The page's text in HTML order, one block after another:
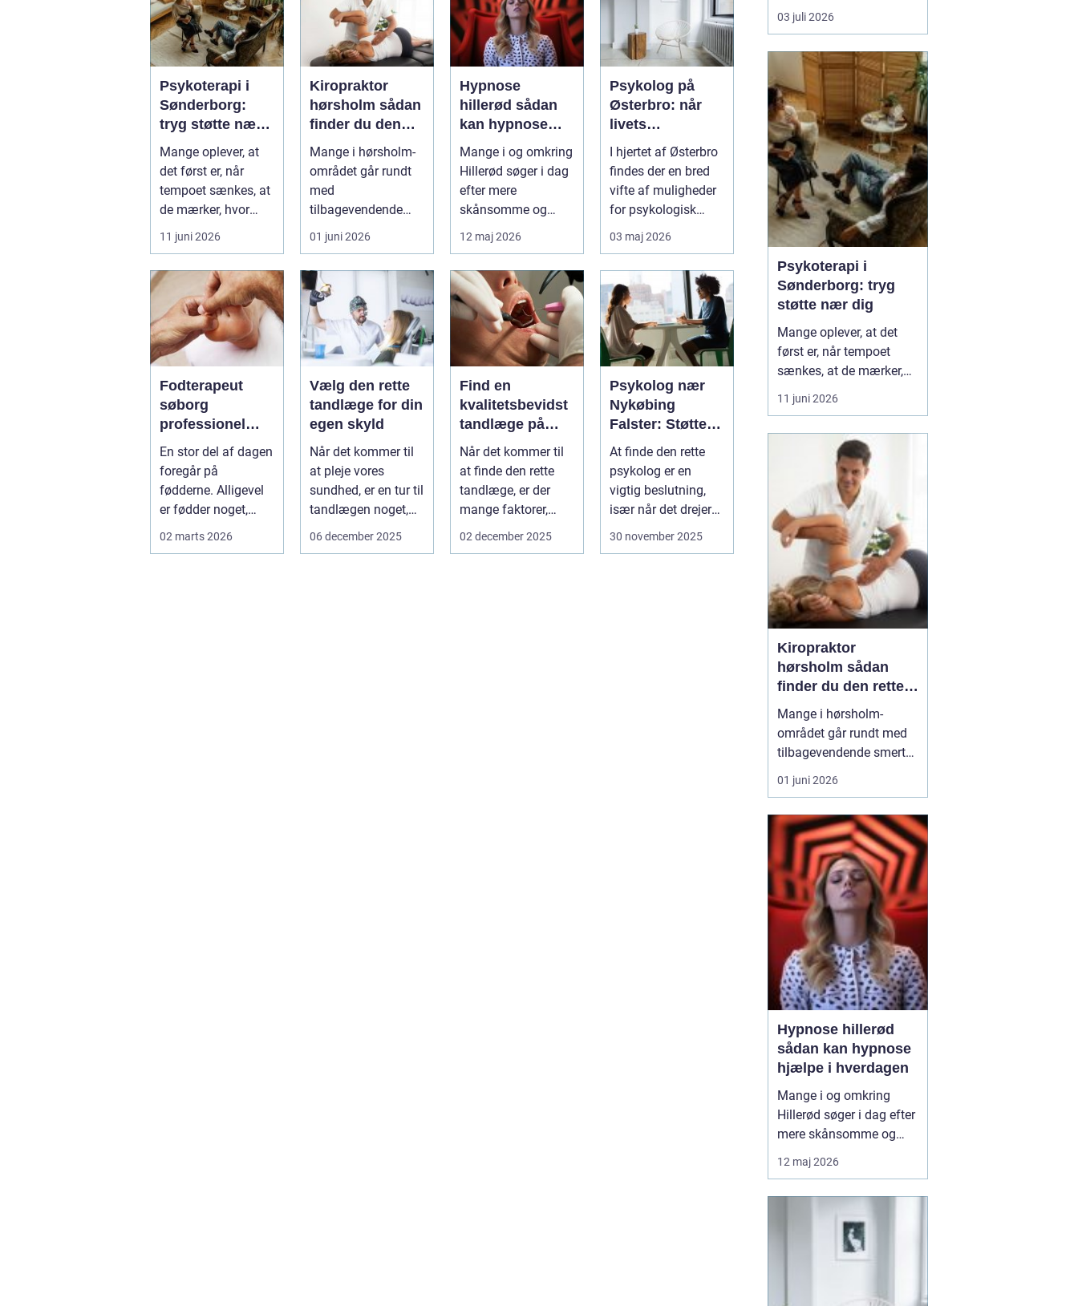
Psykoterapi i
Sønderborg:
tryg støtte nær
dig
Mange oplever, at
det først er, når
tempoet sænkes, at
de mærker, hvor
pres...
11 juni 2026
Kiropraktor
hørsholm sådan
finder du den
rette behandling
i nordsjælland
Mange i hørsholm-
området går rundt
med
tilbagevendende
smerter i ryg, nakke
eller hoved uden at
få d...
01 juni 2026
Hypnose
hillerød sådan
kan hypnose
hjælpe i
hverdagen
Mange i og omkring
Hillerød søger i dag
efter mere
skånsomme og
målrettede måder at
få det bedre på....
12 maj 2026
Psykolog på
Østerbro: når
livets
udfordringer
kræver
professionel
støtte
I hjertet af Østerbro
findes der en bred
vifte af muligheder
for psykologisk
støtte, o...
03 maj 2026
Fodterapeut
søborg
professionel
hjælp til sunde
fødder i
hverdagen
En stor del af dagen
foregår på
fødderne. Alligevel
er fødder noget,
02 marts 2026
Vælg den rette
tandlæge for din
egen skyld
Når det kommer til
at pleje vores
sundhed, er en tur til
tandlægen noget,
de fleste af o...
06 december 2025
Find en
kvalitetsbevidst
tandlæge på
Vesterbro
Når det kommer til
at finde den rette
tandlæge, er der
mange faktorer,
man bør ov...
02 december 2025
Psykolog nær
Nykøbing
Falster: Støtte til
børn og unge
At finde den rette
psykolog er en
vigtig beslutning,
især når det drejer
sig om bø...
30 november 2025
følelse af at være kørt
fast i livet. Nogle har
grænseoverskridende
hændelser. Andre
mærker mest en stille
indre utilfredshed og
tankemylder, der aldrig
holde...
03 juli 2026
Psykoterapi i
Sønderborg: tryg
støtte nær dig
Mange oplever, at det
først er, når tempoet
sænkes, at de mærker,
hvor pressede de faktisk
er. Hverdagen kører
familie og praktiske
opgaver, og langsomt
forsvinder kontakten til
egen krop og behov....
11 juni 2026
Kiropraktor
hørsholm sådan
finder du den rette
behandling i
nordsjælland
Mange i hørsholm-
området går rundt med
tilbagevendende smerter
i ryg, nakke eller hoved
uden at få den rigtige
arbejder målrettet med
kroppens led og muskler
og kan ofte lindre
smerter, forbedre
bevægeligheden og
forebygge nye p...
01 juni 2026
Hypnose hillerød
sådan kan hypnose
hjælpe i hverdagen
Mange i og omkring
Hillerød søger i dag efter
mere skånsomme og
målrettede måder at få
det bedre på. Her skiller
kombinerer ro, fokus og
dyb mental foran...
12 maj 2026